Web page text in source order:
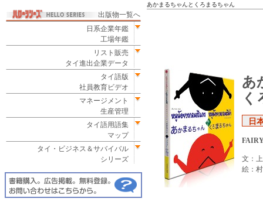
出版物一覧へ
日系企業年鑑
工場年鑑
リスト販売
タイ進出企業データ
タイ語版
社員教育ビデオ
マネージメント
生産管理
タイ語用語集
マップ
タイ・ビジネス＆サバイバル
シリーズ
あかまるちゃんとくろまるちゃん
あ
く
日
文：
絵：